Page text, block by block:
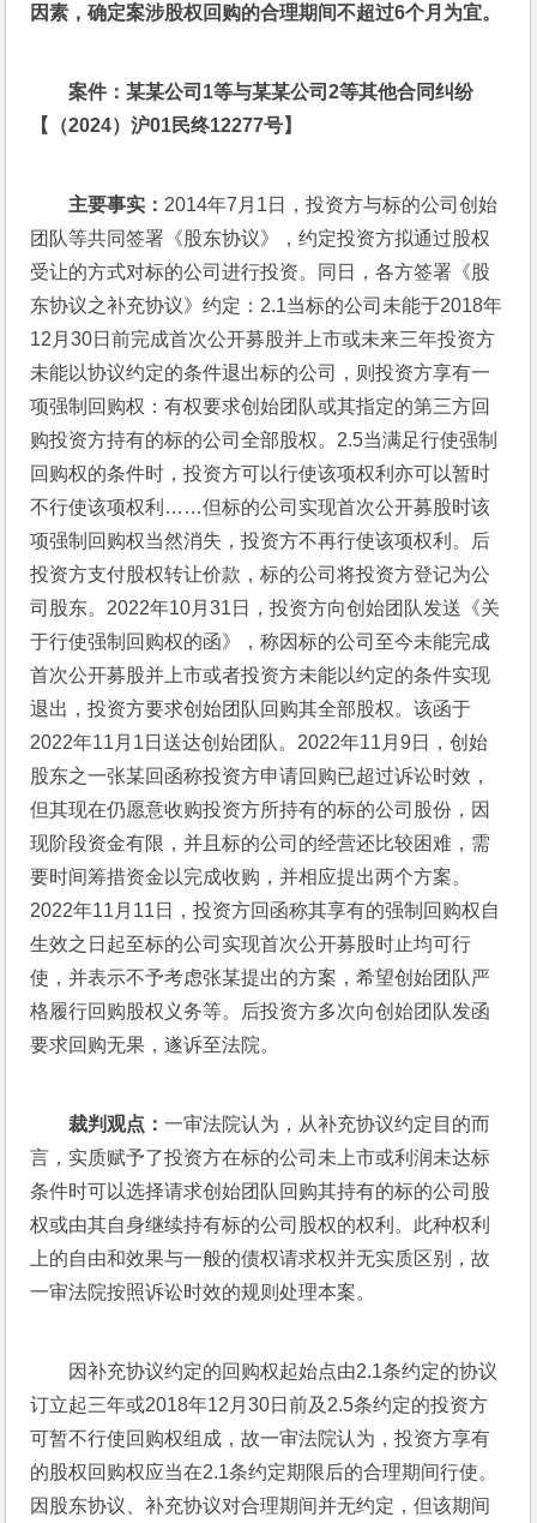
因素，确定案涉股权回购的合理期间不超过6个月为宜。
案件：某某公司1等与某某公司2等其他合同纠纷
【（2024）沪01民终12277号】
主要事实： 2014年7月1日，投资方与标的公司创始
团队等共同签署《股东协议》，约定投资方拟通过股权
受让的方式对标的公司进行投资。同日，各方签署《股
东协议之补充协议》约定：2.1当标的公司未能于2018年
12月30日前完成首次公开募股并上市或未来三年投资方
未能以协议约定的条件退出标的公司，则投资方享有一
项强制回购权：有权要求创始团队或其指定的第三方回
购投资方持有的标的公司全部股权。2.5当满足行使强制
回购权的条件时，投资方可以行使该项权利亦可以暂时
不行使该项权利……但标的公司实现首次公开募股时该
项强制回购权当然消失，投资方不再行使该项权利。后
投资方支付股权转让价款，标的公司将投资方登记为公
司股东。2022年10月31日，投资方向创始团队发送《关
于行使强制回购权的函》，称因标的公司至今未能完成
首次公开募股并上市或者投资方未能以约定的条件实现
退出，投资方要求创始团队回购其全部股权。该函于
2022年11月1日送达创始团队。2022年11月9日，创始
股东之一张某回函称投资方申请回购已超过诉讼时效，
但其现在仍愿意收购投资方所持有的标的公司股份，因
现阶段资金有限，并且标的公司的经营还比较困难，需
要时间筹措资金以完成收购，并相应提出两个方案。
2022年11月11日，投资方回函称其享有的强制回购权自
生效之日起至标的公司实现首次公开募股时止均可行
使，并表示不予考虑张某提出的方案，希望创始团队严
格履行回购股权义务等。后投资方多次向创始团队发函
要求回购无果，遂诉至法院。
裁判观点：一审法院认为，从补充协议约定目的而
言，实质赋予了投资方在标的公司未上市或利润未达标
条件时可以选择请求创始团队回购其持有的标的公司股
权或由其自身继续持有标的公司股权的权利。此种权利
上的自由和效果与一般的债权请求权并无实质区别，故
一审法院按照诉讼时效的规则处理本案。
因补充协议约定的回购权起始点由2.1条约定的协议
订立起三年或2018年12月30日前及2.5条约定的投资方
可暂不行使回购权组成，故一审法院认为，投资方享有
的股权回购权应当在2.1条约定期限后的合理期间行使。
因股东协议、补充协议对合理期间并无约定，但该期间